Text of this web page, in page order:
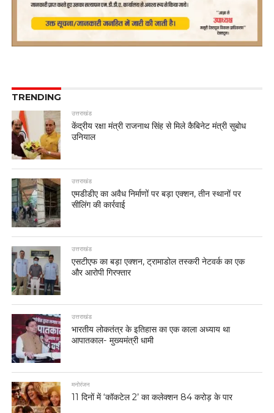
TRENDING
उत्तराखंड
केंद्रीय रक्षा मंत्री राजनाथ सिंह से मिले कैबिनेट मंत्री सुबोध
उनियाल
उत्तराखंड
एमडीडीए का अवैध निर्माणों पर बड़ा एक्शन, तीन स्थानों पर
सीलिंग की कार्रवाई
उत्तराखंड
एसटीएफ का बड़ा एक्शन, ट्रामाडोल तस्करी नेटवर्क का एक
और आरोपी गिरफ्तार
उत्तराखंड
भारतीय लोकतंत्र के इतिहास का एक काला अध्याय था
आपातकाल- मुख्यमंत्री धामी
मनोरंजन
11 दिनों में ‘कॉकटेल 2’ का कलेक्शन 84 करोड़ के पार